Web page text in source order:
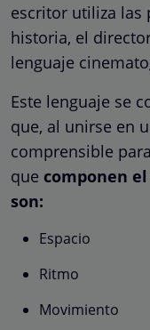
escritor utiliza las
historia, el
lenguaje
Este lenguaje se
que, al unirse en
comprensible
que componen
son:
Espacio
Ritmo
Movimiento